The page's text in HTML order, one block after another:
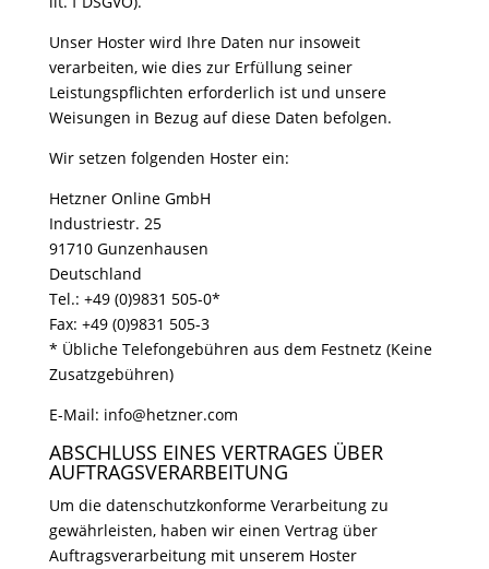
Unser Hoster wird Ihre Daten nur insoweit
verarbeiten, wie dies zur Erfüllung seiner
Leistungspflichten erforderlich ist und unsere
Weisungen in Bezug auf diese Daten befolgen.
Wir setzen folgenden Hoster ein:
Hetzner Online GmbH
Industriestr. 25
91710 Gunzenhausen
Deutschland
Tel.: +49 (0)9831 505-0*
Fax: +49 (0)9831 505-3
* Übliche Telefongebühren aus dem Festnetz (Keine
Zusatzgebühren)
E-Mail: info@hetzner.com
ABSCHLUSS EINES VERTRAGES ÜBER
AUFTRAGSVERARBEITUNG
Um die datenschutzkonforme Verarbeitung zu
gewährleisten, haben wir einen Vertrag über
Auftragsverarbeitung mit unserem Hoster